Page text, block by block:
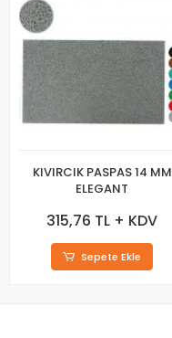
KIVIRCIK PASPAS 14 MM
ELEGANT
315,76 TL + KDV
Sepete Ekle